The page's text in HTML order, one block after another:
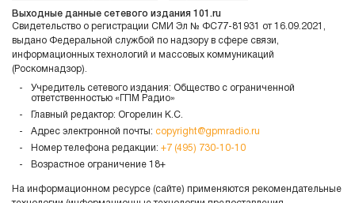
Выходные данные сетевого издания 101.ru
Свидетельство о регистрации СМИ Эл № ФС77-81931 от 16.09.2021,
выдано Федеральной службой по надзору в сфере связи,
информационных технологий и массовых коммуникаций
(Роскомнадзор).
Учредитель сетевого издания: Общество с ограниченной
ответственностью «ГПМ Радио»
Главный редактор: Огорелин К.С.
Адрес электронной почты: copyright@gpmradio.ru
Номер телефона редакции: +7 (495) 730-10-10
Возрастное ограничение 18+
На информационном ресурсе (сайте) применяются рекомендательные